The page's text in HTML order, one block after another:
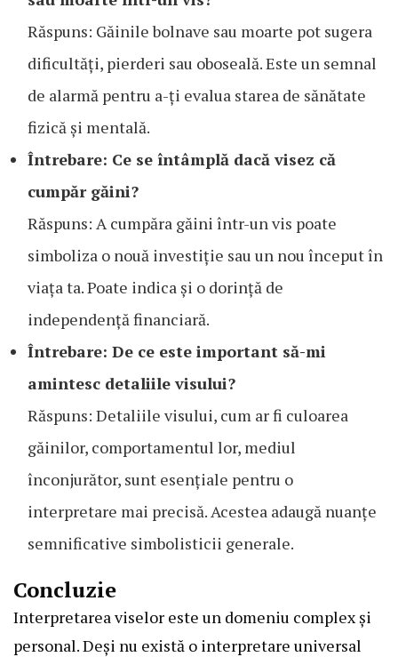
Răspuns: Găinile bolnave sau moarte pot sugera
dificultăți, pierderi sau oboseală. Este un semnal
de alarmă pentru a-ți evalua starea de sănătate
fizică și mentală.
Întrebare: Ce se întâmplă dacă visez că
cumpăr găini?
Răspuns: A cumpăra găini într-un vis poate
simboliza o nouă investiție sau un nou început în
viața ta. Poate indica și o dorință de
independență financiară.
Întrebare: De ce este important să-mi
amintesc detaliile visului?
Răspuns: Detaliile visului, cum ar fi culoarea
găinilor, comportamentul lor, mediul
înconjurător, sunt esențiale pentru o
interpretare mai precisă. Acestea adaugă nuanțe
semnificative simbolisticii generale.
Concluzie
Interpretarea viselor este un domeniu complex și
personal. Deși nu există o interpretare universal